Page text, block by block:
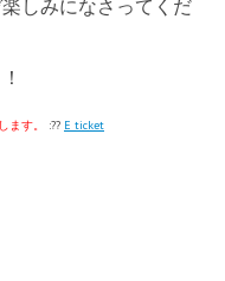
しみになさってくだ
す。 :?? E ticket